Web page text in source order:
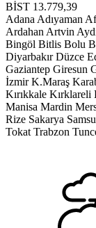
BİST 13.779,39
Adana Adıyaman
Ardahan Artvin
Bingöl Bitlis Bolu
Diyarbakır Düzce
Gaziantep Giresun
İzmir K.Maraş
Kırıkkale Kırklareli
Manisa Mardin
Rize Sakarya
Tokat Trabzon